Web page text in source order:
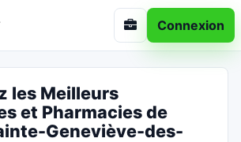
Connexion
les Meilleurs
et Pharmacies de
Geneviève-des-